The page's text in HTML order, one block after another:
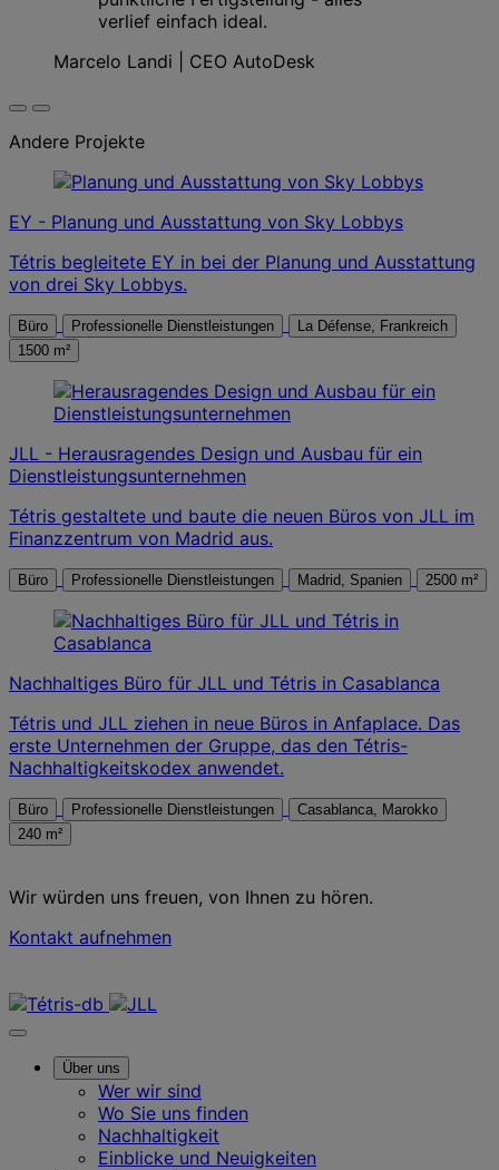
verlief einfach ideal.
Marcelo Landi | CEO AutoDesk
Andere Projekte
EY - Planung und Ausstattung von Sky Lobbys
Tétris begleitete EY in bei der Planung und Ausstattung
von drei Sky Lobbys.
Büro Professionelle Dienstleistungen
La Défense, Frankreich
1500 m²
JLL - Herausragendes Design und Ausbau für ein
Dienstleistungsunternehmen
Tétris gestaltete und baute die neuen Büros von JLL im
Finanzzentrum von Madrid aus.
Büro Professionelle Dienstleistungen Madrid, Spanien 2500 m²
Nachhaltiges Büro für JLL und Tétris in Casablanca
Tétris und JLL ziehen in neue Büros in Anfaplace. Das
erste Unternehmen der Gruppe, das den Tétris-
Nachhaltigkeitskodex anwendet.
Büro Professionelle Dienstleistungen
Casablanca, Marokko
240 m²
Wir würden uns freuen, von Ihnen zu hören.
Kontakt aufnehmen
Über uns
Wer wir sind
Wo Sie uns finden
Nachhaltigkeit
Einblicke und Neuigkeiten